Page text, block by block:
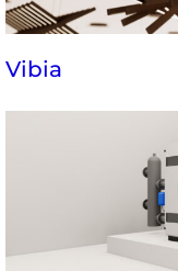
Vibia